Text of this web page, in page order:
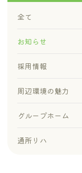
全て
お知らせ
採用情報
周辺環境の魅力
グループホーム
通所リハ